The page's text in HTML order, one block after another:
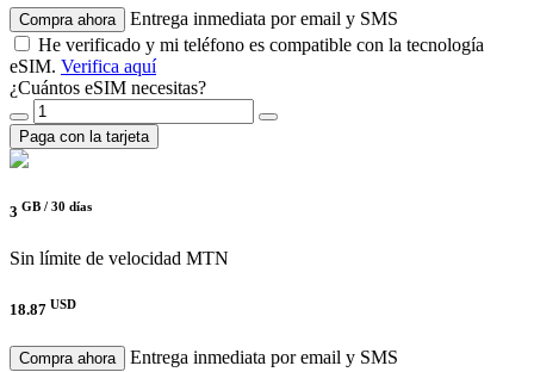
Compra ahora
Entrega inmediata por email y SMS
He verificado y mi teléfono es compatible con la tecnología
eSIM. Verifica aquí
¿Cuántos eSIM necesitas?
Paga con la tarjeta
3 GB / 30 días
Sin límite de velocidad MTN
18.87 USD
Compra ahora
Entrega inmediata por email y SMS